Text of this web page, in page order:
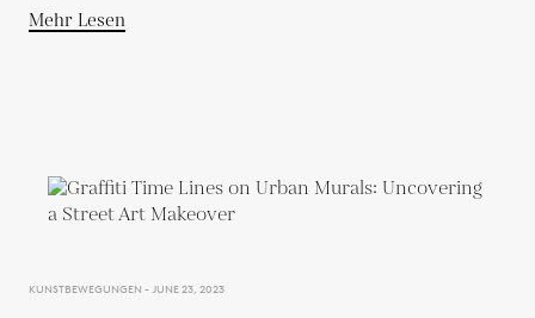
Mehr Lesen
KUNSTBEWEGUNGEN - JUNE 23, 2023